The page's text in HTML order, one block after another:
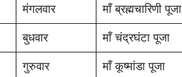
मंगलवार माँ ब्रह्मचारिणी पूजा
बुधवार माँ चंद्रघंटा पूजा
गुरुवार माँ कूष्मांडा पूजा